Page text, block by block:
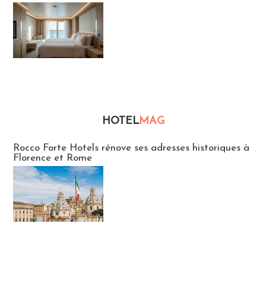
HOTELMAG
Rocco Forte Hotels rénove ses adresses historiques à
Florence et Rome